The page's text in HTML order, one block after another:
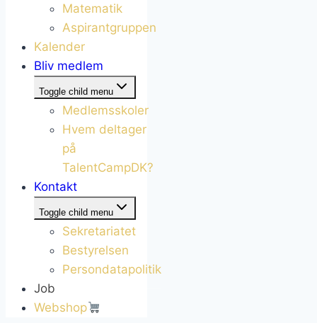
Matematik
Aspirantgruppen
Kalender
Bliv medlem
Toggle child menu
Medlemsskoler
Hvem deltager
på
TalentCampDK?
Kontakt
Toggle child menu
Sekretariatet
Bestyrelsen
Persondatapolitik
Job
Webshop